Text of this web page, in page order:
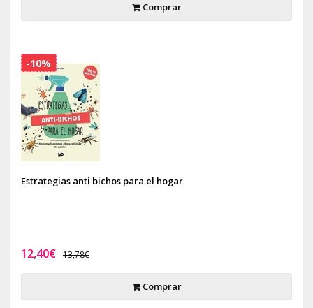
Comprar
Estrategias anti bichos para el hogar
12,40€ 13,78€
Comprar
-10%